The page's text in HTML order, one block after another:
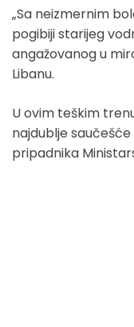
„Sa neizmernim
pogibiji starijeg
angažovanog u
Libanu.
U ovim teškim
najdublje
pripadnika